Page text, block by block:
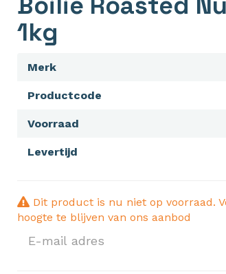
1kg
Merk
Productcode
Voorraad
Levertijd
Dit product is nu niet op voorraad.
hoogte te blijven van ons aanbod